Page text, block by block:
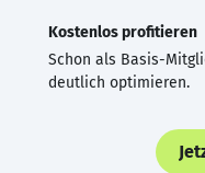
Kostenlos profitieren
Schon als Basis-
deutlich optimieren.